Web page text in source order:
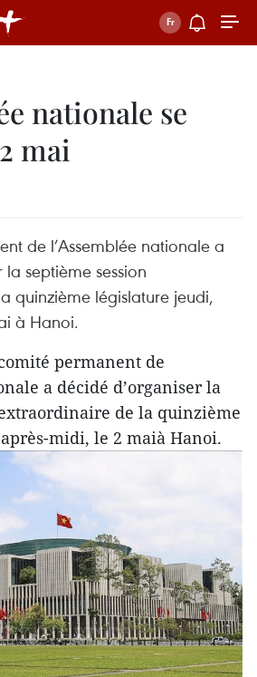
nationale se
mai
de l’Assemblée nationale a
septième session
quinzième législature jeudi,
à Hanoi.
permanent de
a décidé d’organiser la
de la quinzième
midi, le 2 maià Hanoi.